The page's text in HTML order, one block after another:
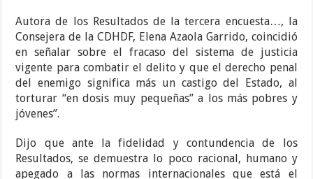
Autora de los Resultados de la tercera encuesta…, la
Consejera de la CDHDF, Elena Azaola Garrido, coincidió
en señalar sobre el fracaso del sistema de justicia
vigente para combatir el delito y que el derecho penal
del enemigo significa más un castigo del Estado, al
torturar “en dosis muy pequeñas” a los más pobres y
jóvenes”.
Dijo que ante la fidelidad y contundencia de los
Resultados, se demuestra lo poco racional, humano y
apegado a las normas internacionales que está el